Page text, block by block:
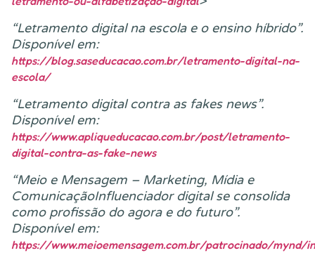
“Letramento digital na escola e o ensino híbrido”.
Disponível em:
https://blog.saseducacao.com.br/letramento-digital-na-
escola/
“Letramento digital contra as fakes news”.
Disponível em:
https://www.apliqueducacao.com.br/post/letramento-
digital-contra-as-fake-news
“Meio e Mensagem – Marketing, Mídia e
ComunicaçãoInfluenciador digital se consolida
como profissão do agora e do futuro”.
Disponível em:
https://www.meioemensagem.com.br/patrocinado/mynd/